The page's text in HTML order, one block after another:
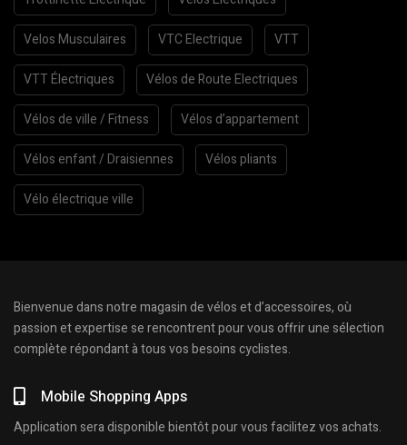
Velos Musculaires VTC Electrique VTT
VTT Électriques Vélos de Route Electriques
Vélos de ville / Fitness Vélos d’appartement
Vélos enfant / Draisiennes Vélos pliants
Vélo électrique ville
Bienvenue dans notre magasin de vélos et d’accessoires, où
passion et expertise se rencontrent pour vous offrir une sélection
complète répondant à tous vos besoins cyclistes.
Mobile Shopping Apps
Application sera disponible bientôt pour vous facilitez vos achats.